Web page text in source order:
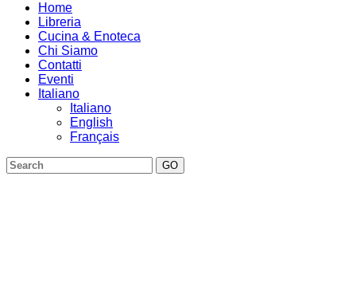
Home
Libreria
Cucina & Enoteca
Chi Siamo
Contatti
Eventi
Italiano
Italiano
English
Français
GO